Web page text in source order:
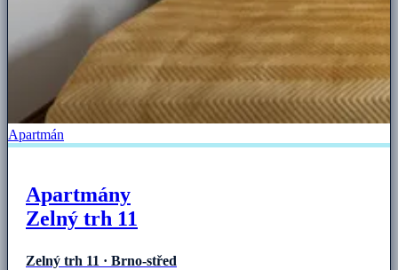
Apartmán
Apartmány
Zelný trh 11
Zelný trh 11 · Brno-střed